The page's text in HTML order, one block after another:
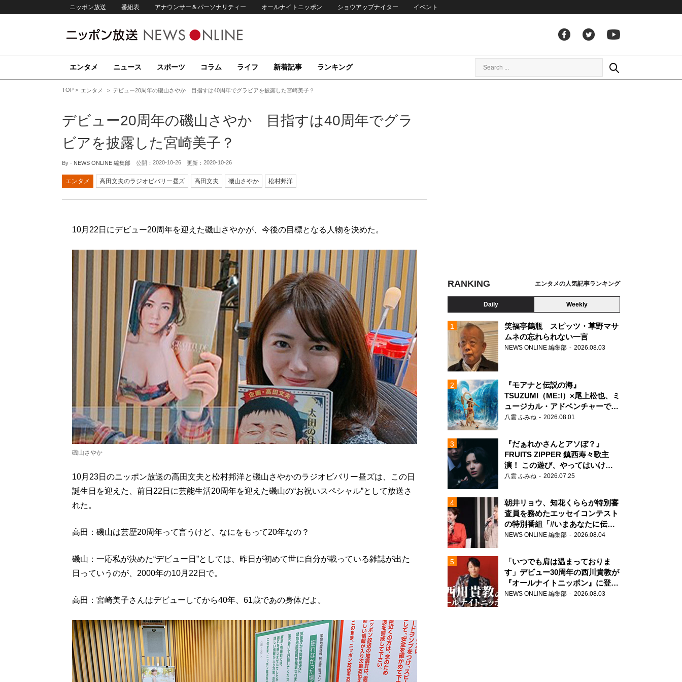
ニッポン放送 番組表 アナウンサー＆パーソナリティー オールナイトニッポン ショウアップナイター イベント
エンタメ ニュース スポーツ コラム ライフ 新着記事 ランキング
TOP エンタメ デビュー20周年の磯山さやか 目指すは40周年でグラビアを披露した宮崎美子？
デビュー20周年の磯山さやか 目指すは40周年でグラ
ビアを披露した宮崎美子？
By - NEWS ONLINE 編集部 公開： 2020-10-26 更新： 2020-10-26
エンタメ 高田文夫のラジオビバリー昼ズ 高田文夫 磯山さやか 松村邦洋
10月22日にデビュー20周年を迎えた磯山さやかが、今後の目標となる人物を決めた。
磯山さやか
10月23日のニッポン放送の高田文夫と松村邦洋と磯山さやかのラジオビバリー昼ズは、この日
誕生日を迎えた、前日22日に芸能生活20周年を迎えた磯山の“お祝いスペシャル”として放送さ
れた。
高田：磯山は芸歴20周年って言うけど、なにをもって20年なの？
磯山：一応私が決めた“デビュー日”としては、昨日が初めて世に自分が載っている雑誌が出た
日っていうのが、2000年の10月22日で。
高田：宮崎美子さんはデビューしてから40年、61歳であの身体だよ。
RANKING エンタメの人気記事ランキング
Daily Weekly
笑福亭鶴瓶 スピッツ・草野マサ
ムネの忘れられない一言
NEWS ONLINE 編集部 2026.08.03
『モアナと伝説の海』
TSUZUMI（ME:I）×尾上松也、ミ
ュージカル・アドベンチャーで美
声を響かせる
八雲 ふみね 2026.08.01
『だぁれかさんとアソぼ？』
FRUITS ZIPPER 鎮西寿々歌主
演！ この遊び、やってはいけま
せん。
八雲 ふみね 2026.07.25
朝井リョウ、知花くららが特別審
査員を務めたエッセイコンテスト
の特別番組「#いまあなたに伝え
たいこと」
NEWS ONLINE 編集部 2026.08.04
「いつでも肩は温まっておりま
す」デビュー30周年の西川貴教が
『オールナイトニッポン』に登
場！
NEWS ONLINE 編集部 2026.08.03